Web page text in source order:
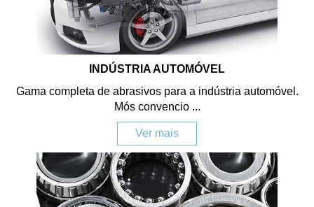
INDÚSTRIA AUTOMÓVEL
Gama completa de abrasivos para a indústria automóvel.
Mós convencio ...
Ver mais